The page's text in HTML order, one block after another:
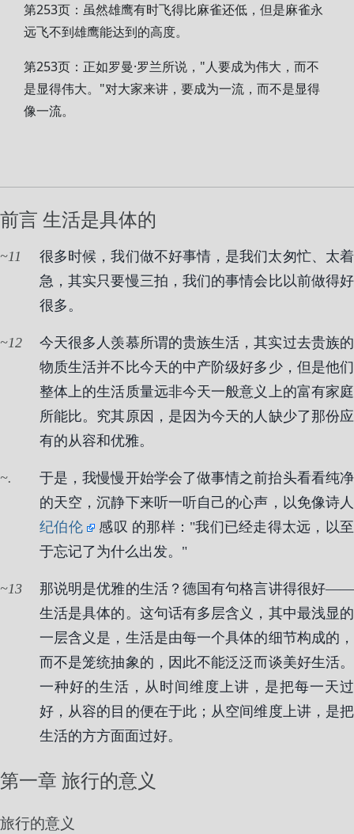
第253页：虽然雄鹰有时飞得比麻雀还低，但是麻雀永
远飞不到雄鹰能达到的高度。
第253页：正如罗曼·罗兰所说，"人要成为伟大，而不
是显得伟大。"对大家来讲，要成为一流，而不是显得
像一流。
前言 生活是具体的
11
很多时候，我们做不好事情，是我们太匆忙、太着
急，其实只要慢三拍，我们的事情会比以前做得好
很多。
12
今天很多人羡慕所谓的贵族生活，其实过去贵族的
物质生活并不比今天的中产阶级好多少，但是他们
整体上的生活质量远非今天一般意义上的富有家庭
所能比。究其原因，是因为今天的人缺少了那份应
有的从容和优雅。
.
于是，我慢慢开始学会了做事情之前抬头看看纯净
的天空，沉静下来听一听自己的心声，以免像诗人
纪伯伦
感叹 的那样："我们已经走得太远，以至
于忘记了为什么出发。"
13
那说明是优雅的生活？德国有句格言讲得很好——
生活是具体的。这句话有多层含义，其中最浅显的
一层含义是，生活是由每一个具体的细节构成的，
而不是笼统抽象的，因此不能泛泛而谈美好生活。
一种好的生活，从时间维度上讲，是把每一天过
好，从容的目的便在于此；从空间维度上讲，是把
生活的方方面面过好。
第一章 旅行的意义
旅行的意义